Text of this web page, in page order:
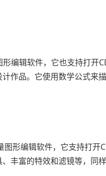
编辑软件，它也支持打开
作品。它使用数学公式来
形编辑软件，它支持打开
丰富的特效和滤镜等，同